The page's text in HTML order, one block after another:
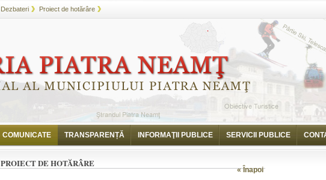
Dezbateri Proiect de hotărâre
COMUNICATE TRANSPARENȚĂ INFORMAŢII PUBLICE SERVICII PUBLICE
« Înapoi
PROIECT DE HOTĂRÂRE